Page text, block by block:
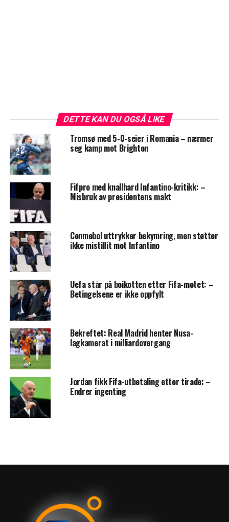
DETTE KAN DU OGSÅ LIKE
Tromsø med 5-0-seier i Romania – nærmer
seg kamp mot Brighton
Fifpro med knallhard Infantino-kritikk: –
Misbruk av presidentens makt
Conmebol uttrykker bekymring, men støtter
ikke mistillit mot Infantino
Uefa står på boikotten etter Fifa-møtet: –
Betingelsene er ikke oppfylt
Bekreftet: Real Madrid henter Nusa-
lagkamerat i milliardovergang
Jordan fikk Fifa-utbetaling etter tirade: –
Endrer ingenting